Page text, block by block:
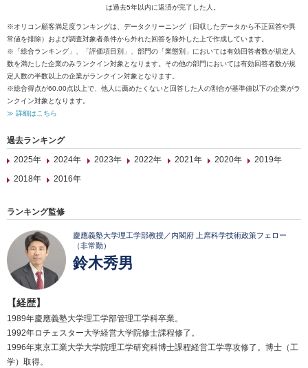
は過去5年以内に返済が完了した人。
※オリコン顧客満足度ランキングは、データクリーニング（回収したデータから不正回答や異
常値を排除）および調査対象者条件から外れた回答を除外した上で作成しています。
※「総合ランキング」、「評価項目別」、部門の「業態別」においては有効回答者数が規定人
数を満たした企業のみランクイン対象となります。その他の部門においては有効回答者数が規
定人数の半数以上の企業がランクイン対象となります。
※総合得点が60.00点以上で、他人に薦めたくないと回答した人の割合が基準値以下の企業がラ
ンクイン対象となります。
≫ 詳細はこちら
過去ランキング
2025年
2024年 2023年 2022年 2021年 2020年
2019年
2018年
2016年
ランキング監修
慶應義塾大学理工学部教授／内閣府 上席科学技術政策フェロー
（非常勤）
鈴木秀男
【経歴】
1989年慶應義塾大学理工学部管理工学科卒業。
1992年ロチェスター大学経営大学院修士課程修了。
1996年東京工業大学大学院理工学研究科博士課程経営工学専攻修了。博士（工
学）取得。